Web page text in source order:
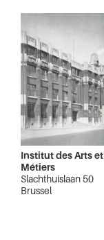
Institut des Arts et
Métiers
Slachthuislaan 50
Brussel